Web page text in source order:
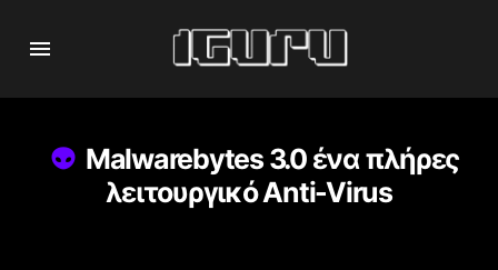
Malwarebytes 3.0 ένα πλήρες
λειτουργικό Anti-Virus